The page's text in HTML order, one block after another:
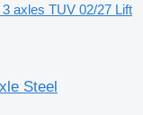
axles TUV 02/27 Lift
Steel